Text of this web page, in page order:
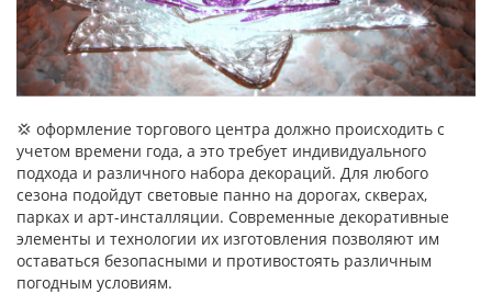
💢 оформление торгового центра должно происходить с
учетом времени года, а это требует индивидуального
подхода и различного набора декораций. Для любого
сезона подойдут световые панно на дорогах, скверах,
парках и арт-инсталляции. Современные декоративные
элементы и технологии их изготовления позволяют им
оставаться безопасными и противостоять различным
погодным условиям.